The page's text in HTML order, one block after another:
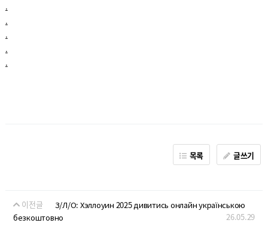
.
.
.
.
.
목록 글쓰기
이전글
З/Л/О: Хэллоуин 2025 дивитись онлайн українською
безкоштовно
26.05.29